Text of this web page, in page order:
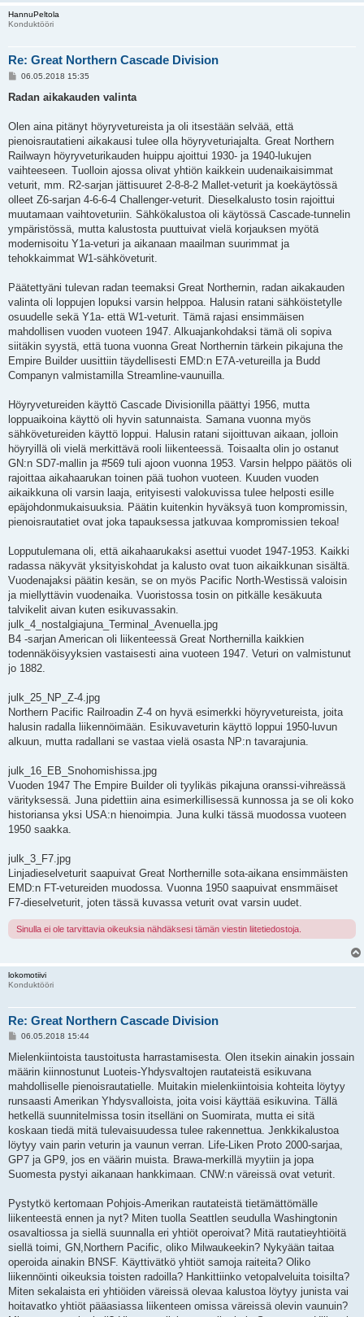
HannuPeltola
Konduktööri
Re: Great Northern Cascade Division
V
e
i
06.05.2018 15:35
Radan aikakauden valinta
Olen aina pitänyt höyryvetureista ja oli itsestään selvää, että
pienoisrautatieni aikakausi tulee olla höyryveturiajalta. Great Northern
Railwayn höyryveturikauden huippu ajoittui 1930- ja 1940-lukujen
vaihteeseen. Tuolloin ajossa olivat yhtiön kaikkein uudenaikaisimmat
veturit, mm. R2-sarjan jättisuuret 2-8-8-2 Mallet-veturit ja koekäytössä
olleet Z6-sarjan 4-6-6-4 Challenger-veturit. Dieselkalusto tosin rajoittui
muutamaan vaihtoveturiin. Sähkökalustoa oli käytössä Cascade-tunnelin
ympäristössä, mutta kalustosta puuttuivat vielä korjauksen myötä
modernisoitu Y1a-veturi ja aikanaan maailman suurimmat ja
tehokkaimmat W1-sähköveturit.
Päätettyäni tulevan radan teemaksi Great Northernin, radan aikakauden
valinta oli loppujen lopuksi varsin helppoa. Halusin ratani sähköistetylle
osuudelle sekä Y1a- että W1-veturit. Tämä rajasi ensimmäisen
mahdollisen vuoden vuoteen 1947. Alkuajankohdaksi tämä oli sopiva
siitäkin syystä, että tuona vuonna Great Northernin tärkein pikajuna the
Empire Builder uusittiin täydellisesti EMD:n E7A-vetureilla ja Budd
Companyn valmistamilla Streamline-vaunuilla.
Höyryvetureiden käyttö Cascade Divisionilla päättyi 1956, mutta
loppuaikoina käyttö oli hyvin satunnaista. Samana vuonna myös
sähkövetureiden käyttö loppui. Halusin ratani sijoittuvan aikaan, jolloin
höyryillä oli vielä merkittävä rooli liikenteessä. Toisaalta olin jo ostanut
GN:n SD7-mallin ja #569 tuli ajoon vuonna 1953. Varsin helppo päätös oli
rajoittaa aikahaarukan toinen pää tuohon vuoteen. Kuuden vuoden
aikaikkuna oli varsin laaja, erityisesti valokuvissa tulee helposti esille
epäjohdonmukaisuuksia. Päätin kuitenkin hyväksyä tuon kompromissin,
pienoisrautatiet ovat joka tapauksessa jatkuvaa kompromissien tekoa!
Lopputulemana oli, että aikahaarukaksi asettui vuodet 1947-1953. Kaikki
radassa näkyvät yksityiskohdat ja kalusto ovat tuon aikaikkunan sisältä.
Vuodenajaksi päätin kesän, se on myös Pacific North-Westissä valoisin
ja miellyttävin vuodenaika. Vuoristossa tosin on pitkälle kesäkuuta
talvikelit aivan kuten esikuvassakin.
julk_4_nostalgiajuna_Terminal_Avenuella.jpg
B4 -sarjan American oli liikenteessä Great Northernilla kaikkien
todennäköisyyksien vastaisesti aina vuoteen 1947. Veturi on valmistunut
jo 1882.
julk_25_NP_Z-4.jpg
Northern Pacific Railroadin Z-4 on hyvä esimerkki höyryvetureista, joita
halusin radalla liikennöimään. Esikuvaveturin käyttö loppui 1950-luvun
alkuun, mutta radallani se vastaa vielä osasta NP:n tavarajunia.
julk_16_EB_Snohomishissa.jpg
Vuoden 1947 The Empire Builder oli tyylikäs pikajuna oranssi-vihreässä
värityksessä. Juna pidettiin aina esimerkillisessä kunnossa ja se oli koko
historiansa yksi USA:n hienoimpia. Juna kulki tässä muodossa vuoteen
1950 saakka.
julk_3_F7.jpg
Linjadieselveturit saapuivat Great Northernille sota-aikana ensimmäisten
EMD:n FT-vetureiden muodossa. Vuonna 1950 saapuivat ensmmäiset
F7-dieselveturit, joten tässä kuvassa veturit ovat varsin uudet.
Sinulla ei ole tarvittavia oikeuksia nähdäksesi tämän viestin liitetiedostoja.
lokomotiivi
Konduktööri
Re: Great Northern Cascade Division
V
e
t
i
06.05.2018 15:44
Mielenkiintoista taustoitusta harrastamisesta. Olen itsekin ainakin jossain
määrin kiinnostunut Luoteis-Yhdysvaltojen rautateistä esikuvana
mahdolliselle pienoisrautatielle. Muitakin mielenkiintoisia kohteita löytyy
runsaasti Amerikan Yhdysvalloista, joita voisi käyttää esikuvina. Tällä
hetkellä suunnitelmissa tosin itselläni on Suomirata, mutta ei sitä
koskaan tiedä mitä tulevaisuudessa tulee rakennettua. Jenkkikalustoa
löytyy vain parin veturin ja vaunun verran. Life-Liken Proto 2000-sarjaa,
GP7 ja GP9, jos en väärin muista. Brawa-merkillä myytiin ja jopa
Suomesta pystyi aikanaan hankkimaan. CNW:n väreissä ovat veturit.
Pystytkö kertomaan Pohjois-Amerikan rautateistä tietämättömälle
liikenteestä ennen ja nyt? Miten tuolla Seattlen seudulla Washingtonin
osavaltiossa ja siellä suunnalla eri yhtiöt operoivat? Mitä rautatieyhtiöitä
siellä toimi, GN,Northern Pacific, oliko Milwaukeekin? Nykyään taitaa
operoida ainakin BNSF. Käyttivätkö yhtiöt samoja raiteita? Oliko
liikennöinti oikeuksia toisten radoilla? Hankittiinko vetopalveluita toisilta?
Miten sekalaista eri yhtiöiden väreissä olevaa kalustoa löytyy junista vai
hoitavatko yhtiöt pääasiassa liikenteen omissa väreissä olevin vaunuin?